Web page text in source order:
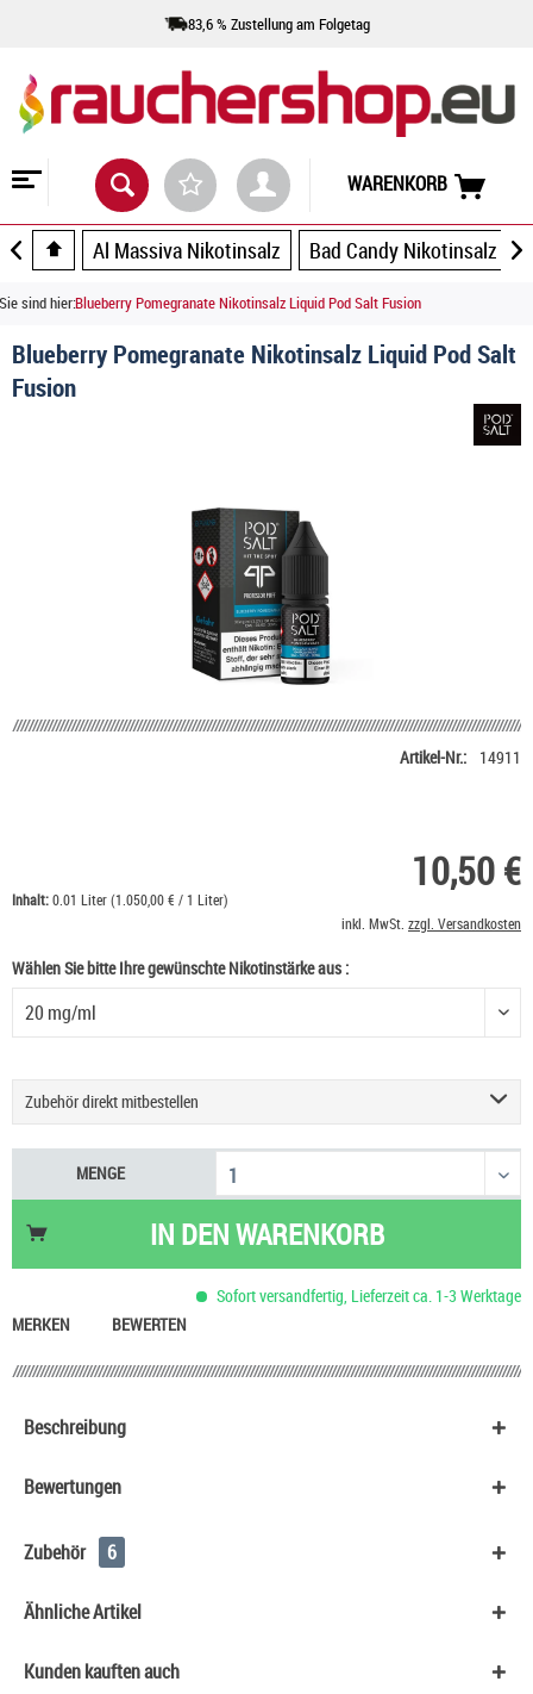
83,6 % Zustellung am Folgetag
WARENKORB
Al Massiva Nikotinsalz Bad Candy Nikotinsalz
Sie sind hier:Blueberry Pomegranate Nikotinsalz Liquid Pod Salt Fusion
Blueberry Pomegranate Nikotinsalz Liquid Pod Salt
Fusion
Artikel-Nr.: 14911
10,50 €
Inhalt:0.01 Liter (1.050,00 € / 1 Liter)
inkl. MwSt. zzgl. Versandkosten
Wählen Sie bitte Ihre gewünschte Nikotinstärke aus :
Zubehör direkt mitbestellen
Geekvape Sonder Q3 Podsystem E-Zigarette
9,90 €
Einsteigerset Podsystem & Liquid
60,90 €
UWELL Caliburn G5 Pod Kit
59,90 €
MENGE
IN DENWARENKORB
Sofort versandfertig, Lieferzeit ca. 1-3 Werktage
MERKEN
BEWERTEN
Beschreibung
Bewertungen
Zubehör 6
Ähnliche Artikel
Kunden kauften auch